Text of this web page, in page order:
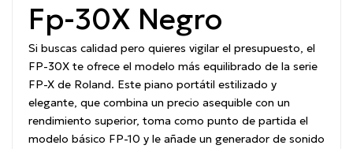
Fp-30X Negro
Si buscas calidad pero quieres vigilar el presupuesto, el
FP-30X te ofrece el modelo más equilibrado de la serie
FP-X de Roland. Este piano portátil estilizado y
elegante, que combina un precio asequible con un
rendimiento superior, toma como punto de partida el
modelo básico FP-10 y le añade un generador de sonido